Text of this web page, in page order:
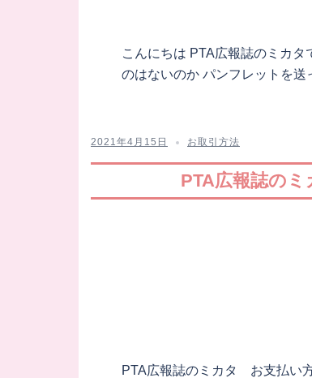
こんにちは PTA広報誌のミカ
のはないのか パンフレットを送
2021年4月15日 お取引方法
PTA広報誌の
PTA広報誌のミカタ お支払い